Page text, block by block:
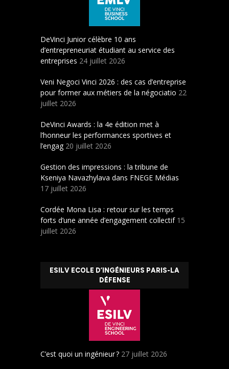
DeVinci Junior célèbre 10 ans
d’entrepreneuriat étudiant au service des
entreprises 24 juillet 2026
Veni Negoci Vinci 2026 : des cas d’entreprise
pour former aux métiers de la négociatio 22
juillet 2026
DeVinci Awards : la 4e édition met à
l’honneur les performances sportives et
l’engag 20 juillet 2026
Gestion des impressions : la tribune de
Kseniya Navazhylava dans FNEGE Médias
17 juillet 2026
Cordée Mona Lisa : retour sur les temps
forts d’une année d’engagement collectif 15
juillet 2026
ESILV ECOLE D’INGÉNIEURS PARIS-LA
DÉFENSE
C’est quoi un ingénieur ? 27 juillet 2026